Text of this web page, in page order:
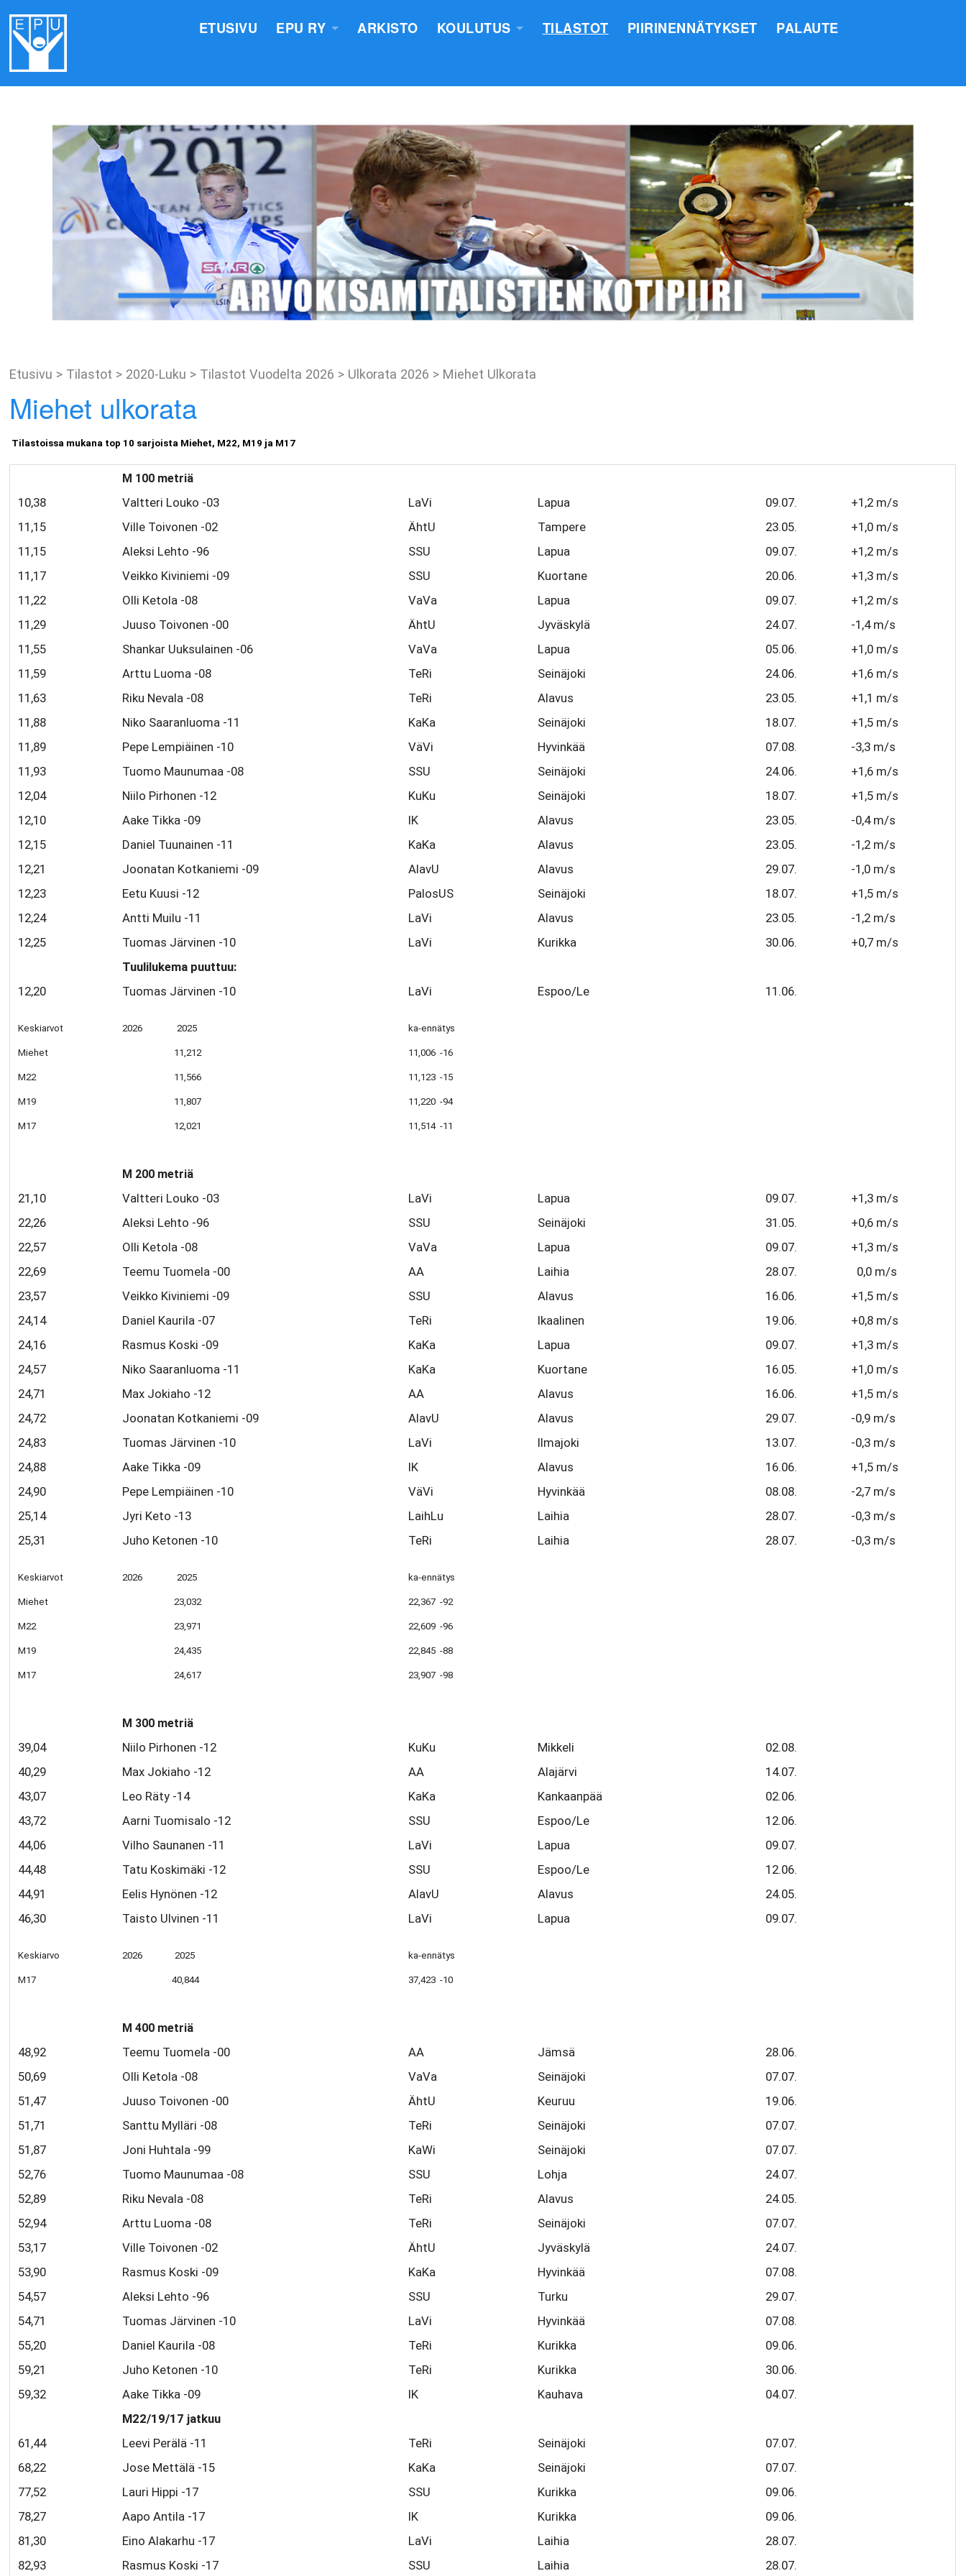
ETUSIVU
EPU RY
VALIOKUNNAT JA TIIMIT
TOIMINTASUUNNITELMA
ARVOMERKKIEN ANOMINEN
EPU:N SÄÄNNÖT
SUOMI100V - EPN YU
TOIMINTAKERTOMUKSET
EPU:N PÖYTÄSTANDAARIN SAANEET
KIRJAUTUMINEN
ARKISTO
KOULUTUS
LASTEN VALMENTAJATUTKINTO
LÄHETTÄJÄKOULUTUS
VALMENTAJAKOULUTUS
PIIRILEIRITYS
TILASTOT PIIRINENNÄTYKSET PALAUTE
Etusivu > Tilastot > 2020-Luku > Tilastot Vuodelta 2026 > Ulkorata 2026 > Miehet Ulkorata
Miehet ulkorata
Tilastoissa mukana top 10 sarjoista Miehet, M22, M19 ja M17
M 100 metriä
10,38 Valtteri Louko -03 LaVi Lapua 09.07.
+1,2 m/s
11,15
Ville Toivonen -02 ÄhtU Tampere 23.05.
+1,0 m/s
11,15
Aleksi Lehto -96 SSU Lapua 09.07.
+1,2 m/s
11,17
Veikko Kiviniemi -09 SSU Kuortane 20.06.
+1,3 m/s
11,22
Olli Ketola -08 VaVa Lapua 09.07.
+1,2 m/s
11,29
Juuso Toivonen -00 ÄhtU Jyväskylä 24.07.
-1,4 m/s
11,55
Shankar Uuksulainen -06 VaVa Lapua 05.06.
+1,0 m/s
11,59
Arttu Luoma -08 TeRi Seinäjoki 24.06.
+1,6 m/s
11,63
Riku Nevala -08 TeRi Alavus 23.05.
+1,1 m/s
11,88
Niko Saaranluoma -11 KaKa Seinäjoki 18.07.
+1,5 m/s
11,89
Pepe Lempiäinen -10 VäVi Hyvinkää 07.08.
-3,3 m/s
11,93
Tuomo Maunumaa -08 SSU Seinäjoki 24.06.
+1,6 m/s
12,04
Niilo Pirhonen -12 KuKu Seinäjoki 18.07.
+1,5 m/s
12,10
Aake Tikka -09 IK Alavus 23.05.
-0,4 m/s
12,15
Daniel Tuunainen -11 KaKa Alavus 23.05.
-1,2 m/s
12,21
Joonatan Kotkaniemi -09 AlavU Alavus 29.07.
-1,0 m/s
12,23
Eetu Kuusi -12 PalosUS Seinäjoki 18.07.
+1,5 m/s
12,24
Antti Muilu -11 LaVi Alavus 23.05.
-1,2 m/s
12,25
Tuomas Järvinen -10 LaVi Kurikka 30.06.
+0,7 m/s
Tuulilukema puuttuu:
12,20
Tuomas Järvinen -10 LaVi Espoo/Le 11.06.
Keskiarvot 2026 2025 ka-ennätys
Miehet 11,212 11,006 -16
M22 11,566 11,123 -15
M19 11,807 11,220 -94
M17 12,021 11,514 -11
M 200 metriä
21,10 Valtteri Louko -03 LaVi Lapua 09.07.
+1,3 m/s
22,26
Aleksi Lehto -96 SSU Seinäjoki 31.05.
+0,6 m/s
22,57
Olli Ketola -08 VaVa Lapua 09.07.
+1,3 m/s
22,69
Teemu Tuomela -00 AA Laihia 28.07.
0,0 m/s
23,57
Veikko Kiviniemi -09 SSU Alavus 16.06.
+1,5 m/s
24,14
Daniel Kaurila -07 TeRi Ikaalinen 19.06.
+0,8 m/s
24,16
Rasmus Koski -09 KaKa Lapua 09.07.
+1,3 m/s
24,57
Niko Saaranluoma -11 KaKa Kuortane 16.05.
+1,0 m/s
24,71
Max Jokiaho -12 AA Alavus 16.06.
+1,5 m/s
24,72
Joonatan Kotkaniemi -09 AlavU Alavus 29.07.
-0,9 m/s
24,83
Tuomas Järvinen -10 LaVi Ilmajoki 13.07.
-0,3 m/s
24,88
Aake Tikka -09 IK Alavus 16.06.
+1,5 m/s
24,90
Pepe Lempiäinen -10 VäVi Hyvinkää 08.08.
-2,7 m/s
25,14
Jyri Keto -13 LaihLu Laihia 28.07.
-0,3 m/s
25,31
Juho Ketonen -10 TeRi Laihia 28.07. -0,3 m/s
Keskiarvot 2026 2025 ka-ennätys
Miehet 23,032 22,367 -92
M22 23,971 22,609 -96
M19 24,435 22,845 -88
M17 24,617 23,907 -98
M 300 metriä
39,04 Niilo Pirhonen -12 KuKu Mikkeli
02.08.
40,29
Max Jokiaho -12 AA Alajärvi
14.07.
43,07
Leo Räty -14 KaKa Kankaanpää
02.06.
43,72
Aarni Tuomisalo -12 SSU Espoo/Le
12.06.
44,06
Vilho Saunanen -11 LaVi Lapua
09.07.
44,48
Tatu Koskimäki -12 SSU Espoo/Le
12.06.
44,91
Eelis Hynönen -12 AlavU Alavus
24.05.
46,30
Taisto Ulvinen -11 LaVi Lapua 09.07.
Keskiarvo 2026 2025 ka-ennätys
M17 40,844 37,423 -10
M 400 metriä
48,92 Teemu Tuomela -00 AA Jämsä
28.06.
50,69
Olli Ketola -08 VaVa Seinäjoki
07.07.
51,47
Juuso Toivonen -00 ÄhtU Keuruu
19.06.
51,71
Santtu Mylläri -08 TeRi Seinäjoki
07.07.
51,87
Joni Huhtala -99 KaWi Seinäjoki
07.07.
52,76
Tuomo Maunumaa -08 SSU Lohja
24.07.
52,89
Riku Nevala -08 TeRi Alavus
24.05.
52,94
Arttu Luoma -08 TeRi Seinäjoki
07.07.
53,17
Ville Toivonen -02 ÄhtU Jyväskylä
24.07.
53,90
Rasmus Koski -09 KaKa Hyvinkää
07.08.
54,57
Aleksi Lehto -96 SSU Turku
29.07.
54,71
Tuomas Järvinen -10 LaVi Hyvinkää
07.08.
55,20
Daniel Kaurila -08 TeRi Kurikka
09.06.
59,21
Juho Ketonen -10 TeRi Kurikka
30.06.
59,32
Aake Tikka -09 IK Kauhava
04.07.
M22/19/17 jatkuu
61,44
Leevi Perälä -11 TeRi Seinäjoki
07.07.
68,22
Jose Mettälä -15 KaKa Seinäjoki
07.07.
77,52
Lauri Hippi -17 SSU Kurikka
09.06.
78,27
Aapo Antila -17 IK Kurikka
09.06.
81,30
Eino Alakarhu -17 LaVi Laihia
28.07.
82,93
Rasmus Koski -17 SSU Laihia 28.07.